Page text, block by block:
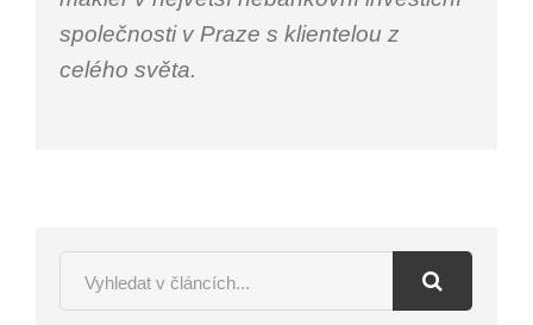
společnosti v Praze s klientelou z
celého světa.